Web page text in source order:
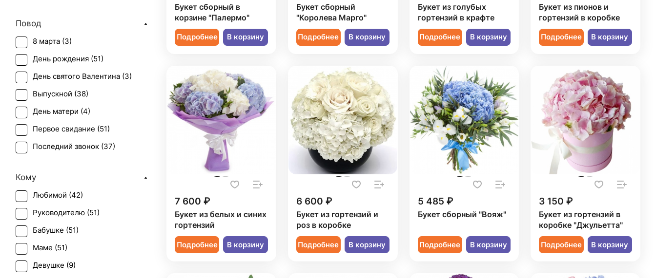
Букет сборный в
корзине "Палермо"
Подробнее В корзину
Букет сборный
"Королева Марго"
Подробнее В корзину
Букет из голубых
гортензий в крафте
Подробнее В корзину
Букет из пионов и
гортензий в коробке
Подробнее В корзину
7 600 ₽
Букет из белых и синих
гортензий
Подробнее В корзину
6 600 ₽
Букет из гортензий и
роз в коробке
Подробнее В корзину
5 485 ₽
Букет сборный "Вояж"
Подробнее В корзину
3 150 ₽
Букет из гортензий в
коробке "Джульетта"
Подробнее В корзину
Лимониум (
Маттиола (
Озотамнус (1)
Орхидея (3)
Пион (7)
Подсолнух (2 )
Роза (15 )
Роза кустовая (10)
Повод
8 марта (3)
День рождения (51)
День святого Валентина (3)
Выпускной (38)
День матери (4)
Первое свидание (51)
Последний звонок (37)
Татьянин день (
Юбилей ( 41)
Кому
Любимой (42)
Руководителю (51)
Бабушке (51)
Маме (51)
Девушке (9)